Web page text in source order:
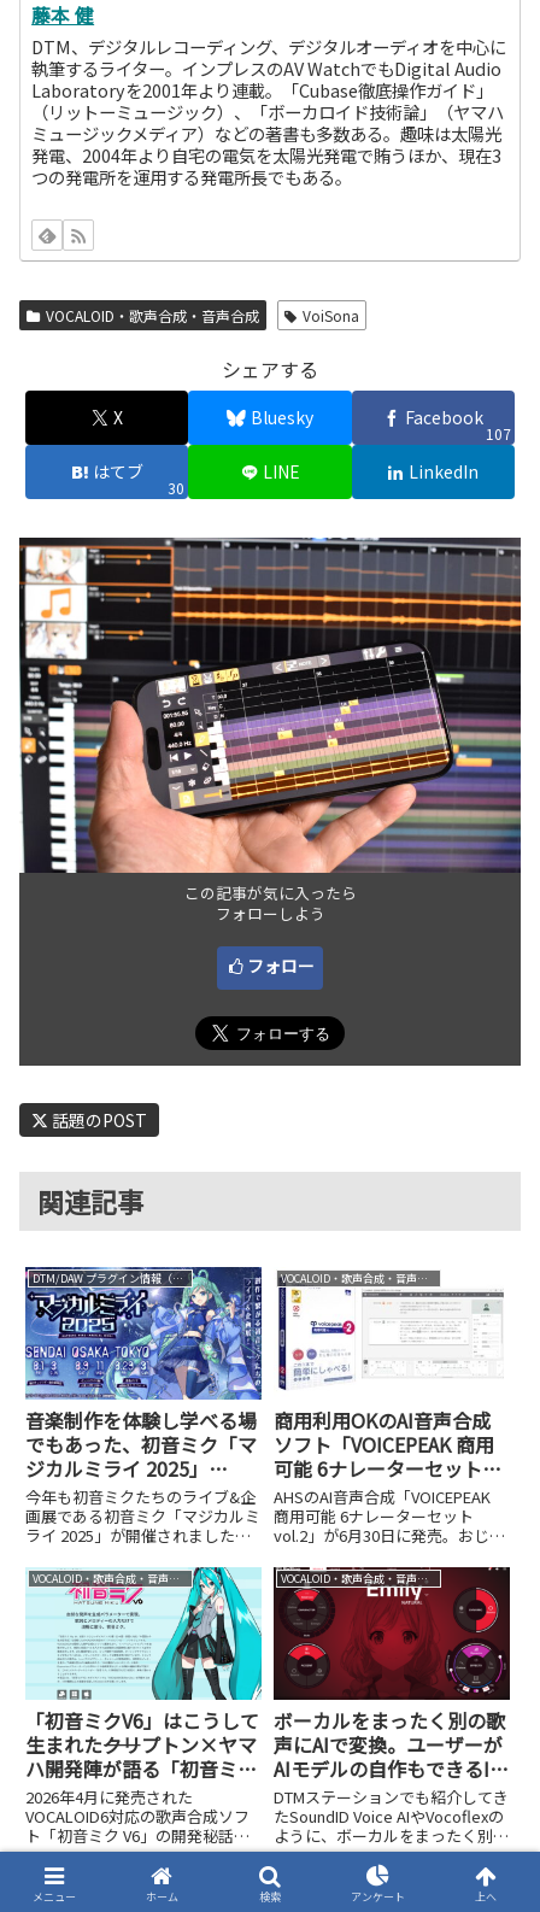
藤本 健
DTM、デジタルレコーディング、デジタルオーディオを中心に
執筆するライター。インプレスのAV WatchでもDigital Audio
Laboratoryを2001年より連載。「Cubase徹底操作ガイド」
（リットーミュージック）、「ボーカロイド技術論」（ヤマハ
ミュージックメディア）などの著書も多数ある。趣味は太陽光
発電、2004年より自宅の電気を太陽光発電で賄うほか、現在3
つの発電所を運用する発電所長でもある。
VOCALOID・歌声合成・音声合成 VoiSona
シェアする
X Bluesky Facebook
107
はてブ
30
LINE LinkedIn
この記事が気に入ったら
フォローしよう
フォロー
話題のPOST
関連記事
DTM/DAW プラグイン情報（VST AU AAX）
音楽制作を体験し学べる場
でもあった、初音ミク「マ
ジカルミライ 2025」
TOKYO イベントレポート
今年も初音ミクたちのライブ&企
画展である初音ミク「マジカルミ
ライ 2025」が開催されました。8
ラザ・仙台駅周辺)、8月9日～11
日はOSAKA（インテックス大
阪）、そして8月29日～31日は
TOKYO...
VOCALOID・歌声合成・音声合成
商用利用OKのAI音声合成
ソフト「VOICEPEAK 商用
可能 6ナレーターセット」
にvol.2登場。4年間で大き
く進化したエンジンととも
に個性豊かな7種の声を収
録
AHSのAI音声合成「VOICEPEAK
商用可能 6ナレーターセット
vol.2」が6月30日に発売。おじい
を収録し、追加ライセンス不要で
商用利用できます。実際に試した
印象とvol.1との違いを紹介しま
す。
VOCALOID・歌声合成・音声合成
「初音ミクV6」はこうして
生まれた――クリプトン×ヤマ
ハ開発陣が語る「初音ミク
らしさ」をAIで実現するま
で
2026年4月に発売された
VOCALOID6対応の歌声合成ソフ
ト「初音ミク V6」の開発秘話
を、クリプトンとヤマハの開発陣
にインタビュー。「初音ミクらし
さ」をAIで再現する学習データや
VOCALOID・歌声合成・音声合成
ボーカルをまったく別の歌
声にAIで変換。ユーザーが
AIモデルの自作もできるIK
Multimedia ReSing登場
DTMステーションでも紹介してき
たSoundID Voice AIやVocoflexの
ように、ボーカルをまったく別の
歌声に差し替えるAI技術が大きな
注目を集める中、また一つ画期的
なプラグインIK Multimediaの
VOCALOID・歌声合成・音声合成
メニュー
ホーム 検索 アンケート 上へ